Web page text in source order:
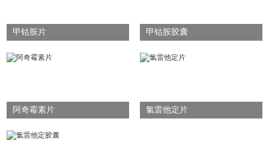
甲钴胺片 甲钴胺胶囊
阿奇霉素片 氯雷他定片